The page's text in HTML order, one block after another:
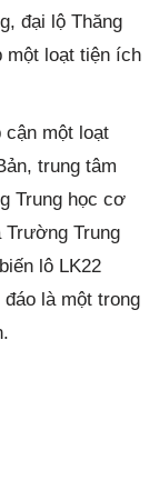
đại lộ Thăng
một loạt tiện ích
một loạt
trung tâm
Trung học cơ
Trung
lô LK22
là một trong